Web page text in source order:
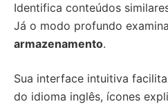
Identifica conteúdos
Já o modo profundo
armazenamento.
Sua interface intuitiva
do idioma inglês, ícones